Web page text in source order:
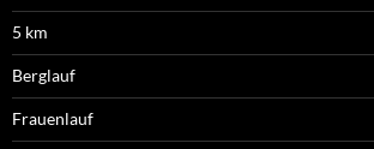
5 km
Berglauf
Frauenlauf